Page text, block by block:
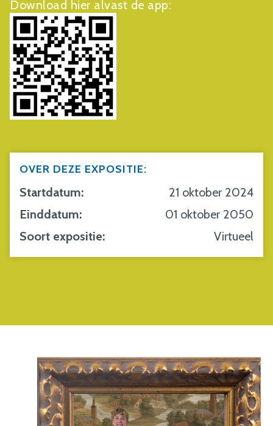
Download hier alvast de app:
OVER DEZE EXPOSITIE:
Startdatum:
21 oktober 2024
Einddatum:
01 oktober 2050
Soort expositie:
Virtueel